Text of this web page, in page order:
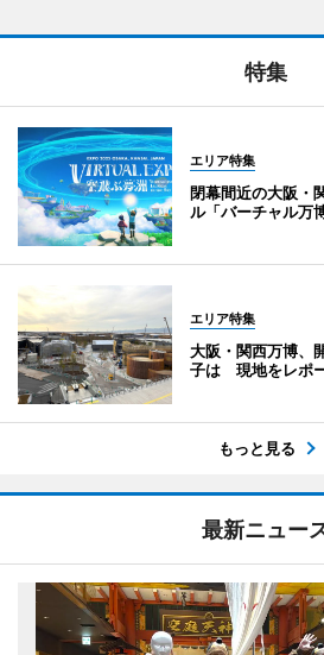
特集
エリア特集
閉幕間近の大阪・
ル「バーチャル万
エリア特集
大阪・関西万博、
子は 現地をレポ
もっと見る
最新ニュー